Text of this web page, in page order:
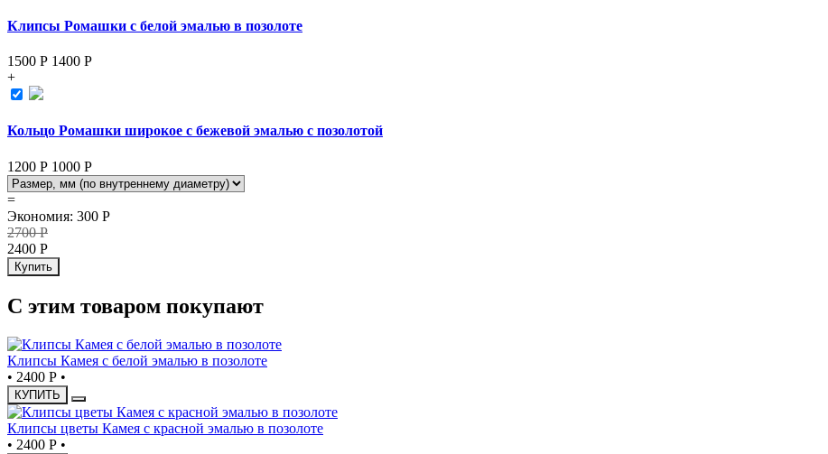
Клипсы Ромашки с белой эмалью в позолоте
1500 Р 1400 Р
+
Кольцо Ромашки широкое с бежевой эмалью с позолотой
1200 Р 1000 Р
=
Экономия: 300 Р
2700Р
2400 Р
Купить
С этим товаром покупают
Клипсы Камея с белой эмалью в позолоте
• 2400 Р •
КУПИТЬ
Клипсы цветы Камея с красной эмалью в позолоте
• 2400 Р •